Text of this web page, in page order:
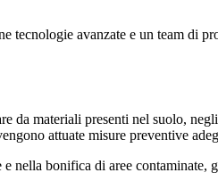
avanzate e un team di
da materiali presenti nel suolo,
attuate misure preventive
nella bonifica di aree